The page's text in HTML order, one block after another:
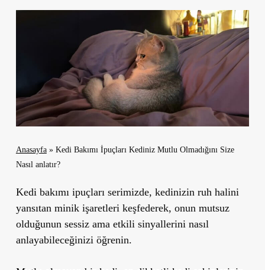
Anasayfa» Kedi Bakımı İpuçları Kediniz Mutlu Olmadığını Size
Nasıl anlatır?
Kedi bakımı ipuçları serimizde, kedinizin ruh halini
yansıtan minik işaretleri keşfederek, onun mutsuz
olduğunun sessiz ama etkili sinyallerini nasıl
anlayabileceğinizi öğrenin.